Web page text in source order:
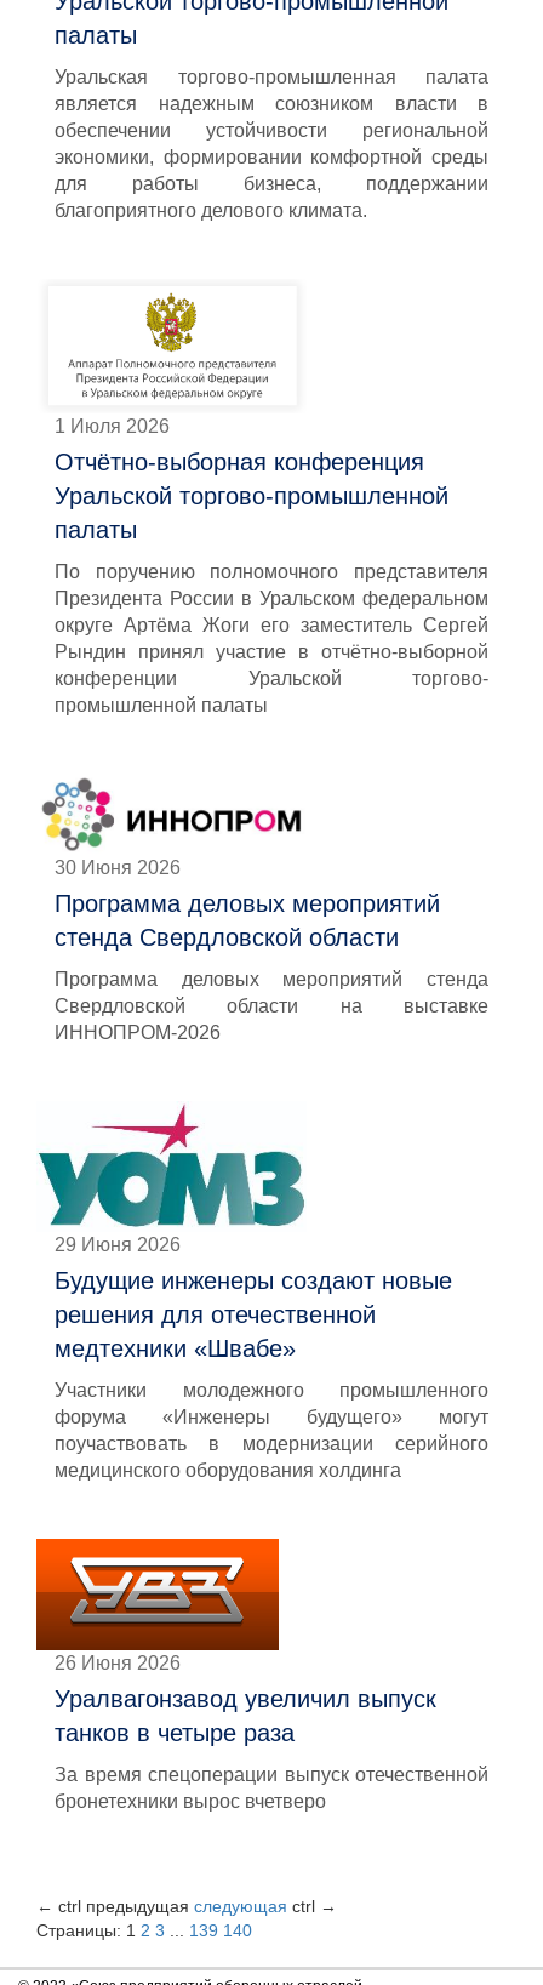
палаты
Уральская торгово-промышленная палата
является надежным союзником власти в
обеспечении устойчивости региональной
экономики, формировании комфортной среды
для работы бизнеса, поддержании
благоприятного делового климата.
1 Июля 2026
Отчётно-выборная конференция
Уральской торгово-промышленной
палаты
По поручению полномочного представителя
Президента России в Уральском федеральном
округе Артёма Жоги его заместитель Сергей
Рындин принял участие в отчётно-выборной
конференции Уральской торгово-
промышленной палаты
30 Июня 2026
Программа деловых мероприятий
стенда Свердловской области
Программа деловых мероприятий стенда
Свердловской области на выставке
ИННОПРОМ-2026
29 Июня 2026
Будущие инженеры создают новые
решения для отечественной
медтехники «Швабе»
Участники молодежного промышленного
форума «Инженеры будущего» могут
поучаствовать в модернизации серийного
медицинского оборудования холдинга
26 Июня 2026
Уралвагонзавод увеличил выпуск
танков в четыре раза
За время спецоперации выпуск отечественной
бронетехники вырос вчетверо
← ctrl предыдущая следующая ctrl →
Страницы: 1 2 3 ... 139 140